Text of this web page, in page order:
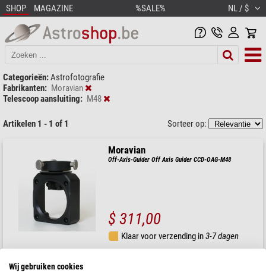
SHOP MAGAZINE %SALE% NL / $
Categorieën:Astrofotografie
Fabrikanten: Moravian
Telescoop aansluiting: M48
Artikelen 1 - 1 of 1 Sorteer op:
Moravian
Off-Axis-Guider Off Axis Guider CCD-OAG-M48
$ 311,00
Klaar voor verzending in3-7 dagen
Wij gebruiken cookies